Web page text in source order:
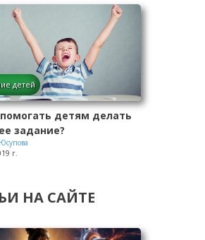
детей
детям делать
задание?
г.
НА САЙТЕ